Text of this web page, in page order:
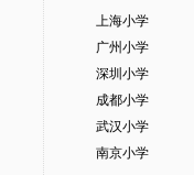
上海小学
广州小学
深圳小学
成都小学
武汉小学
南京小学